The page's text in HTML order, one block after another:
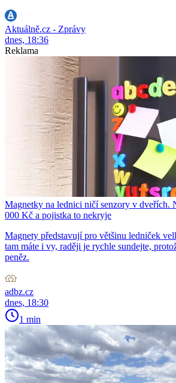
Aktuálně.cz - Zprávy
dnes, 18:36
Reklama
Magnetky na lednici ničí senzory v dveřích.
000 Kč a pojistka to nekryje
Magnety představují pro většinu ledniček
tam máte i vy, raději je rychle sundejte,
peněz.
adbz.cz
dnes, 18:30
1 min